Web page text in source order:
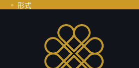
形式
隱私政策